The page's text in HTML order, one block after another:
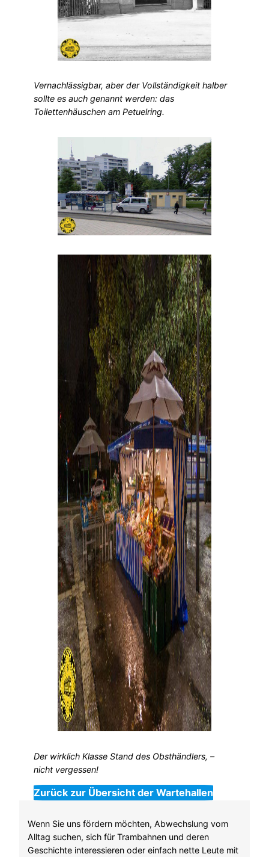
Vernachlässigbar, aber der Vollständigkeit halber
sollte es auch genannt werden: das
Toilettenhäuschen am Petuelring.
Der wirklich Klasse Stand des Obsthändlers, –
nicht vergessen!
Zurück zur Übersicht der Wartehallen
Wenn Sie uns fördern möchten, Abwechslung vom
Alltag suchen, sich für Trambahnen und deren
Geschichte interessieren oder einfach nette Leute mit